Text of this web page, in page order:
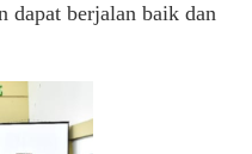
dapat berjalan baik dan